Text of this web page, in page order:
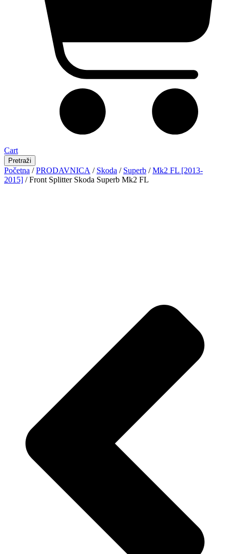
Cart
Pretraži
Početna /PRODAVNICA / Skoda / Superb /Mk2 FL [2013-
2015] / Front Splitter Skoda Superb Mk2 FL